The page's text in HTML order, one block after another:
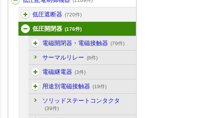
低圧遮断器 (720件)
低圧開閉器 (176件)
電磁開閉器・電磁接触器 (79件)
サーマルリレー (8件)
電磁継電器 (3件)
用途別電磁接触器 (19件)
ソリッドステートコンタクタ
(39件)